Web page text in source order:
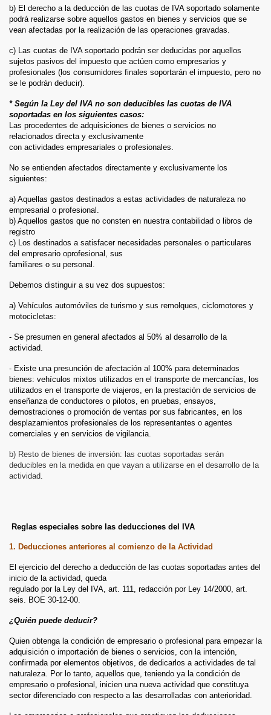
b) El derecho a la deducción de las cuotas de IVA soportado solamente
podrá realizarse sobre aquellos gastos en bienes y servicios que se
vean afectadas por la realización de las operaciones gravadas.
c) Las cuotas de IVA soportado podrán ser deducidas por aquellos
sujetos pasivos del impuesto que actúen como empresarios y
profesionales (los consumidores finales soportarán el impuesto, pero no
se le podrán deducir).
* Según la Ley del IVA no son deducibles las cuotas de IVA
soportadas en los siguientes casos:
Las procedentes de adquisiciones de bienes o servicios no
relacionados directa y exclusivamente
con actividades empresariales o profesionales.
No se entienden afectados directamente y exclusivamente los
siguientes:
a) Aquellas gastos destinados a estas actividades de naturaleza no
empresarial o profesional.
b) Aquellos gastos que no consten en nuestra contabilidad o libros de
registro
c) Los destinados a satisfacer necesidades personales o particulares
del empresario oprofesional, sus
familiares o su personal.
Debemos distinguir a su vez dos supuestos:
a) Vehículos automóviles de turismo y sus remolques, ciclomotores y
motocicletas:
- Se presumen en general afectados al 50% al desarrollo de la
actividad.
- Existe una presunción de afectación al 100% para determinados
bienes: vehícu­los mixtos utilizados en el transporte de mercancías, los
utilizados en el transporte de viajeros, en la prestación de servicios de
enseñanza de conductores o pilotos, en pruebas, ensayos,
demostraciones o promoción de ventas por sus fabricantes, en los
desplazamientos profesionales de los representantes o agentes
comerciales y en ser­vicios de vigilancia.
b) Resto de bienes de inversión: las cuotas soportadas serán
deducibles en la medida en que vayan a utilizarse en el desarrollo de la
actividad.
Reglas especiales sobre las deducciones del IVA
1. Deducciones anteriores al comienzo de la Actividad
El ejercicio del derecho a deducción de las cuotas soportadas antes del
inicio de la actividad, queda
regulado por la Ley del IVA, art. 111, redacción por Ley 14/2000, art.
seis. BOE 30-12-00.
¿Quién puede deducir?
Quien obtenga la condición de empresario o profesional para empezar la
adquisición o importación de bienes o servicios, con la intención,
confirmada por elementos objetivos, de dedicarlos a actividades de tal
naturaleza. Por lo tanto, aquellos que, teniendo ya la condición de
empresario o profesional, inicien una nueva actividad que constituya
sector diferenciado con respecto a las desarrolladas con anterioridad.